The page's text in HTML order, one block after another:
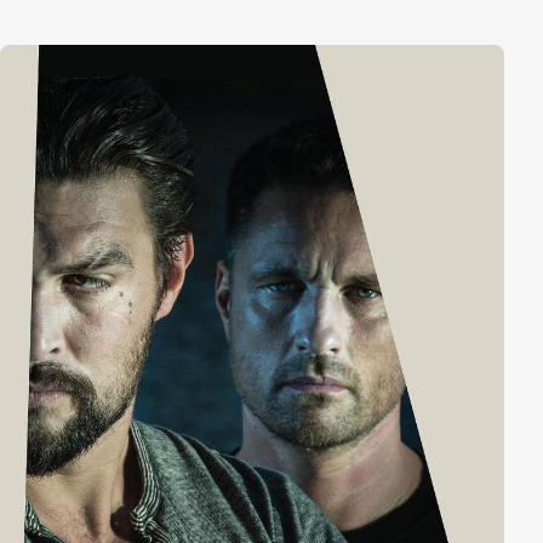
selbst verloren hat. Um seinen Racheplan
auszuführen, heuert Doe sechs Spezialisten an, jeder
mit seinen eigenen Fähigkeiten bestückt, denn Doe
will, dass Sundwon genau sechs Dinge verliert: seine
Freiheit, seine Liebe, seinen Ruf, sein wertvollstes Hab
und Gut, sein Geld und zu guter Letzt sein Leben. Von
einem auf den anderen Tag verwandelt sich Sundowns
Leben in die Hölle auf Erden.